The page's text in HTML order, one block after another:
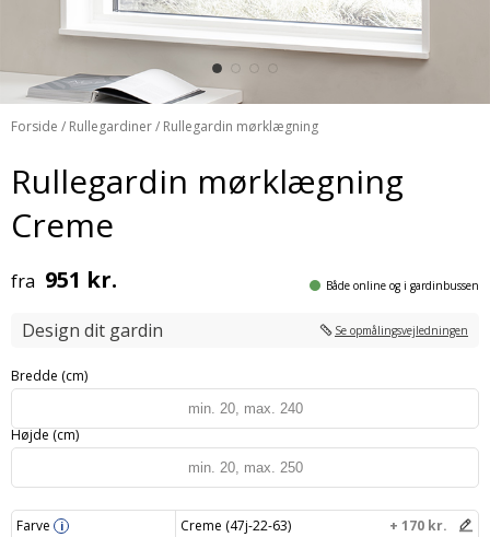
Forside / Rullegardiner/ Rullegardin mørklægning
Rullegardin mørklægning
Creme
fra 951 kr. Både online og i gardinbussen
Design dit gardin Se opmålingsvejledningen
Bredde (cm)
Højde (cm)
Farve i Creme (47j-22-63)
+ 170 kr.